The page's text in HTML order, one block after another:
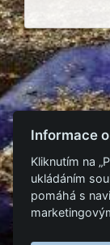
Informace
Kliknutím na
ukládáním
pomáhá s